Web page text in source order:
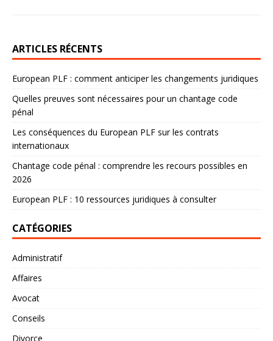
ARTICLES RÉCENTS
European PLF : comment anticiper les changements juridiques
Quelles preuves sont nécessaires pour un chantage code
pénal
Les conséquences du European PLF sur les contrats
internationaux
Chantage code pénal : comprendre les recours possibles en
2026
European PLF : 10 ressources juridiques à consulter
CATÉGORIES
Administratif
Affaires
Avocat
Conseils
Divorce